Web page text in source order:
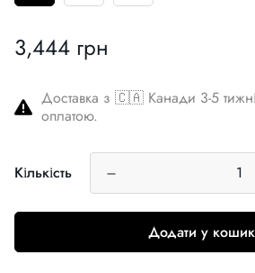
Звичайна
3,444 грн
Доставка з 🇨🇦 Канади 3-5
оплатою.
Кількість
Додати у кошик